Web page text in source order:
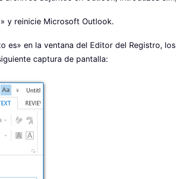
y reinicie Microsoft Outlook.
es» en la ventana del Editor del Registro,
captura de pantalla: